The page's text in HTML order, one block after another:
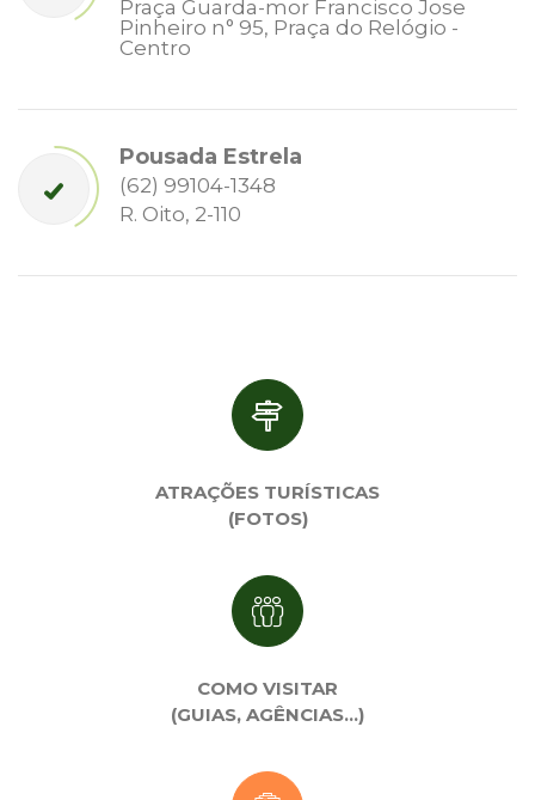
Praça Guarda-mor Francisco Jose
Pinheiro n° 95, Praça do Relógio -
Centro
Pousada Estrela
(62) 99104-1348
R. Oito, 2-110
ATRAÇÕES TURÍSTICAS
(FOTOS)
COMO VISITAR
(GUIAS, AGÊNCIAS…)